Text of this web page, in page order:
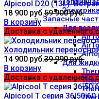
Запасные
Для
Для
Alpicool D20 (13L).
18 900 руб.59 900 руб.
В корзину
Доставка с удаленного
Холодильник
14 900 руб.39 990 руб.
В корзину
Доставка с удаленного
Alpicool T серия 36|50|60